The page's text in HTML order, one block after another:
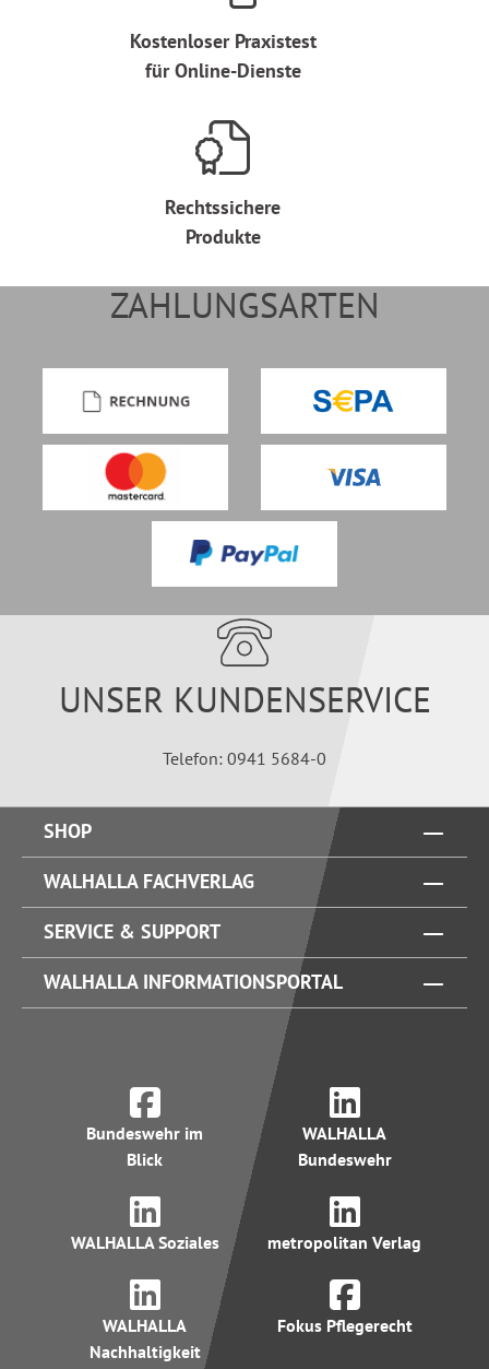
Kostenloser Praxistest
für Online-Dienste
Rechtssichere
Produkte
ZAHLUNGSARTEN
UNSER KUNDENSERVICE
Telefon: 0941 5684-0
SHOP
WALHALLA FACHVERLAG
SERVICE & SUPPORT
WALHALLA INFORMATIONSPORTAL
Bundeswehr im
Blick
WALHALLA
Bundeswehr
WALHALLA Soziales metropolitan Verlag
WALHALLA
Nachhaltigkeit
Fokus Pflegerecht